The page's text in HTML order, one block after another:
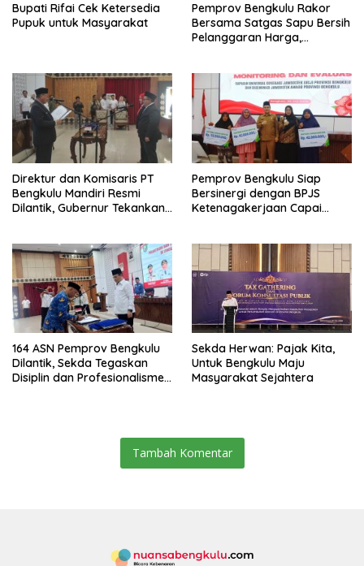
Bupati Rifai Cek Ketersedia
Pupuk untuk Masyarakat
Pemprov Bengkulu Rakor
Bersama Satgas Sapu Bersih
Pelanggaran Harga,
Masih Jadi Sorotan
Direktur dan Komisaris PT
Bengkulu Mandiri Resmi
Dilantik, Gubernur Tekankan
Pemprov Bengkulu Siap
Bersinergi dengan BPJS
Ketenagakerjaan Capai
164 ASN Pemprov Bengkulu
Dilantik, Sekda Tegaskan
Disiplin dan Profesionalisme
Sekda Herwan: Pajak Kita,
Untuk Bengkulu Maju
Masyarakat Sejahtera
Tambah Komentar